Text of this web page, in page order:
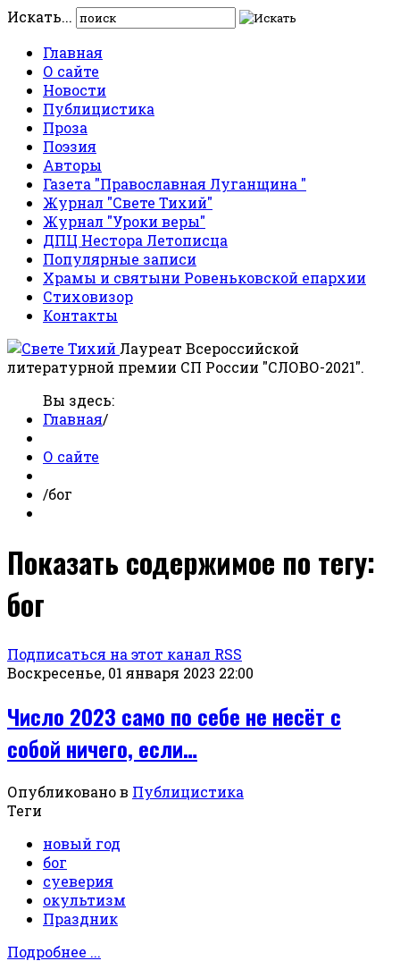
Искать...
Главная
О сайте
Новости
Публицистика
Проза
Поэзия
Авторы
Газета "Православная Луганщина "
Журнал "Свете Тихий"
Журнал "Уроки веры"
ДПЦ Нестора Летописца
Популярные записи
Храмы и святыни Ровеньковской епархии
Стиховизор
Контакты
Лауреат Всероссийской
литературной премии СП России "СЛОВО-2021".
Вы здесь:
Главная/
О сайте
/бог
Показать содержимое по тегу:
бог
Подписаться на этот канал RSS
Воскресенье, 01 января 2023 22:00
Число 2023 само по себе не несёт с
собой ничего, если…
Опубликовано в Публицистика
Теги
новый год
бог
суеверия
окультизм
Праздник
Подробнее ...